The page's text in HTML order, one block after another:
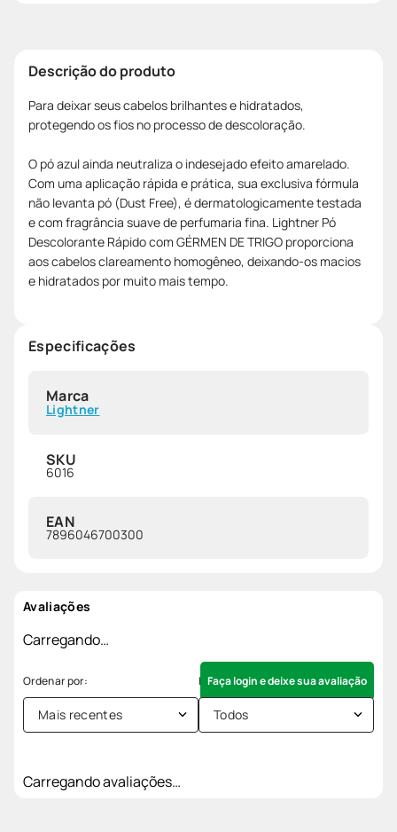
Descrição do produto
Para deixar seus cabelos brilhantes e hidratados,
protegendo os fios no processo de descoloração.
O pó azul ainda neutraliza o indesejado efeito amarelado.
Com uma aplicação rápida e prática, sua exclusiva fórmula
não levanta pó (Dust Free), é dermatologicamente testada
e com fragrância suave de perfumaria fina. Lightner Pó
Descolorante Rápido com GÉRMEN DE TRIGO proporciona
aos cabelos clareamento homogêneo, deixando-os macios
e hidratados por muito mais tempo.
Especificações
Marca
Lightner
SKU
6016
EAN
7896046700300
Avaliações
Carregando…
Faça login e deixe sua avaliação
Mais recentes Todos
Carregando avaliações…